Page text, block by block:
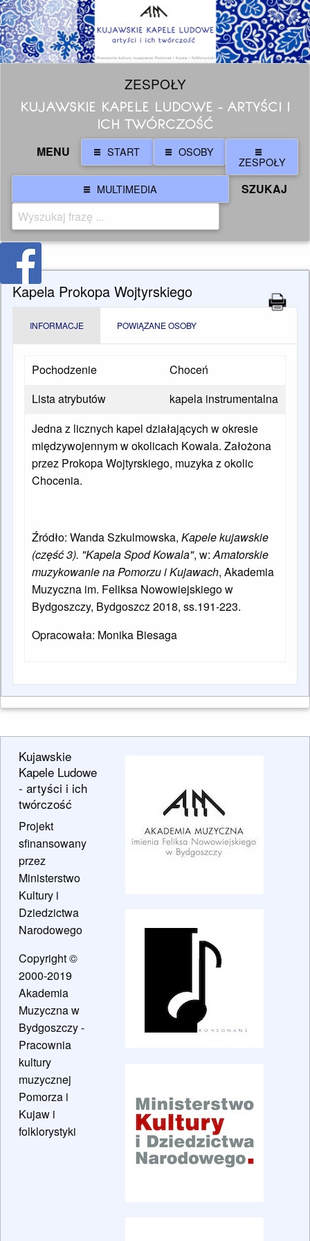
ZESPOŁY
KUJAWSKIE KAPELE LUDOWE - ARTYŚCI I
ICH TWÓRCZOŚĆ
MENU START OSOBY
ZESPOŁY
MULTIMEDIA
SZUKAJ
Kapela Prokopa Wojtyrskiego
INFORMACJE POWIĄZANE OSOBY
Pochodzenie
Choceń
Lista atrybutów
kapela instrumentalna
Jedna z licznych kapel działających w okresie
międzywojennym w okolicach Kowala. Założona
przez Prokopa Wojtyrskiego, muzyka z okolic
Chocenia.
Źródło: Wanda Szkulmowska, Kapele kujawskie
(część 3). "Kapela Spod Kowala", w:Amatorskie
muzykowanie na Pomorzu i Kujawach, Akademia
Muzyczna im. Feliksa Nowowiejskiego w
Bydgoszczy, Bydgoszcz 2018, ss.191-223.
Opracowała: Monika Biesaga
Kujawskie
Kapele Ludowe
- artyści i ich
twórczość
Projekt
sfinansowany
przez
Ministerstwo
Kultury i
Dziedzictwa
Narodowego
Copyright ©
2000-2019
Akademia
Muzyczna w
Bydgoszczy -
Pracownia
kultury
muzycznej
Pomorza i
Kujaw i
folklorystyki